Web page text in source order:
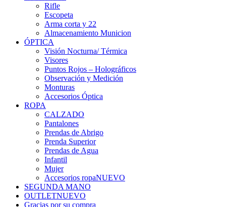
Rifle
Escopeta
Arma corta y 22
Almacenamiento Municion
ÓPTICA
Visión Nocturna/ Térmica
Visores
Puntos Rojos – Holográficos
Observación y Medición
Monturas
Accesorios Óptica
ROPA
CALZADO
Pantalones
Prendas de Abrigo
Prenda Superior
Prendas de Agua
Infantil
Mujer
Accesorios ropaNUEVO
SEGUNDA MANO
OUTLETNUEVO
Gracias por su compra